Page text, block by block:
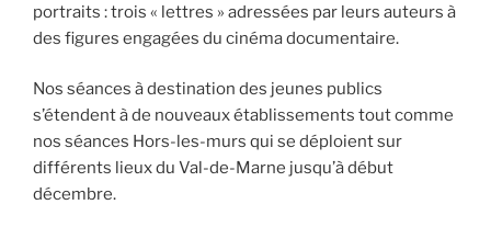
portraits : trois « lettres » adressées par leurs auteurs à
des figures engagées du cinéma documentaire.
Nos séances à destination des jeunes publics
s’étendent à de nouveaux établissements tout comme
nos séances Hors-les-murs qui se déploient sur
différents lieux du Val-de-Marne jusqu’à début
décembre.